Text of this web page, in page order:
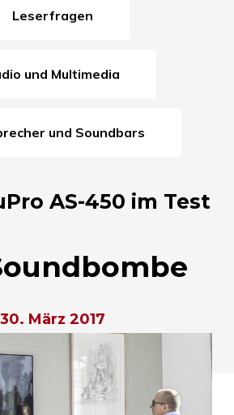
Leserfragen
und Multimedia
und Soundbars
AS-450 im Test
30. März 2017